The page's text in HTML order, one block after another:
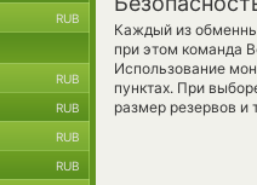
Каждый из
при этом команда
Использование
пунктах. При
размер резервов и
RUB
RUB
RUB
RUB
RUB